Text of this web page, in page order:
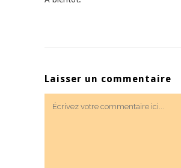
Laisser un commentaire